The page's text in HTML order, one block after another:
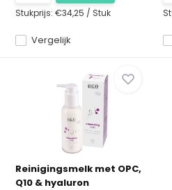
Vergelijk
Stukprijs:€34,25 / Stuk
Reinigingsmelk met OPC,
Q10 & hyaluron